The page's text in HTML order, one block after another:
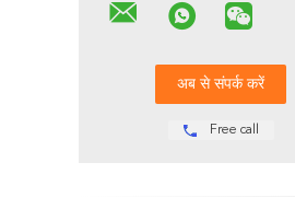
Free call